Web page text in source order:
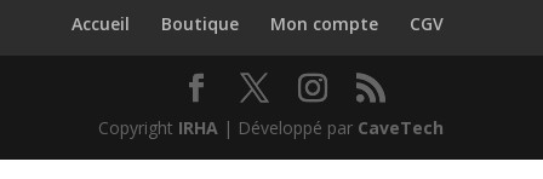
Accueil Boutique Mon compte CGV
Copyright IRHA | Développé par CaveTech